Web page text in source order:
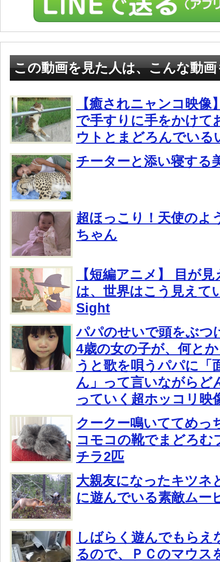
この動画を見た人は、こんな動
【癒されニャンコ映像
で手すりに手をかけて
ウトとまどろんでいる
チーターと添い寝する
超ほっこり！天使のよ
ちゃん
【短編アニメ】 目が
は、世界はこう見えて
Sight
パパのせいで頭をぶつ
4歳の女の子が、何と
うと歌を唄うパパに「
ん」って言いながらど
っていく超ホッコリ映
クークー鳴いててめっ
コモコの靴でまどろむ
チラ2匹
大親友になったキツネ
に遊んでいる素敵ムー
しばらく遊んでもらえ
るので、ＰＣのマウス